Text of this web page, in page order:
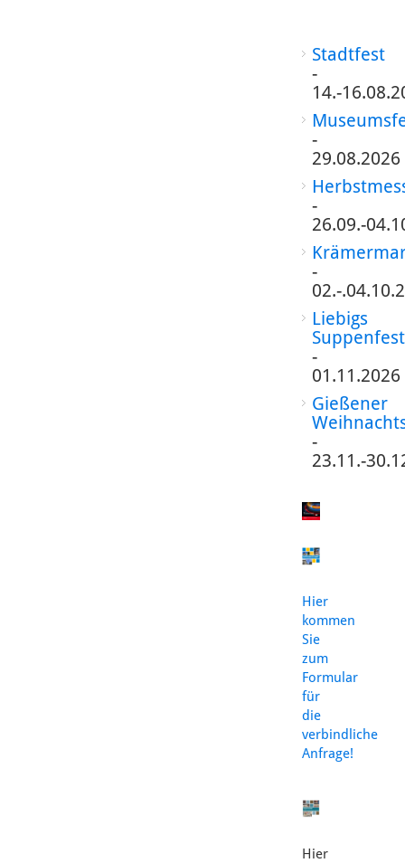
Stadtfest
-
14.-
-
29.08.2026
-
26.09.-
-
02.-
Liebigs
Suppenfest
-
01.11.2026
Gießener
-
23.11.-
Hier
kommen
Sie
zum
Formular
für
die
verbindliche
Anfrage!
Hier